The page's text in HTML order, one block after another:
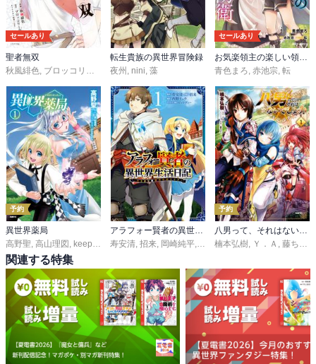
セールあり
聖者無双
秋風緋色, ブロッコリーライオン ,ｓｉｍｅ
転生貴族の異世界冒険録
夜州 , nini, 藻
セールあり
お気楽領主の楽しい領地防衛
青色まろ, 赤池宗, 転
予約
異世界薬局
高野聖 高山理図 keepout
寿安清 招来 岡崎純平 ジョンディー
予約
楠本弘樹
Ｙ．Ａ 藤ちょこ
関連する特集